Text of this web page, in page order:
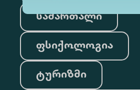
სამართალი
ფსიქოლოგია
ტურიზმი